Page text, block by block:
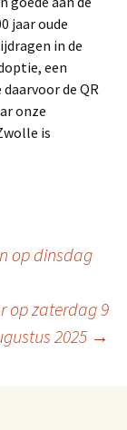
jaar oude
in de
een
de QR
onze
is
op dinsdag
op zaterdag 9
2025 →